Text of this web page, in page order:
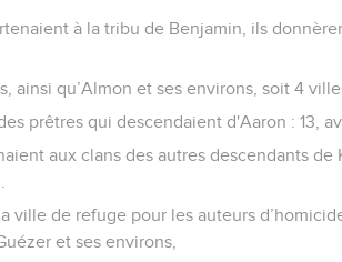
à la tribu de Benjamin, ils
ainsi qu’Almon et ses environs, soit 4
prêtres qui descendaient d'Aaron : 13,
aux clans des autres descendants
ville de refuge pour les auteurs
et ses environs,